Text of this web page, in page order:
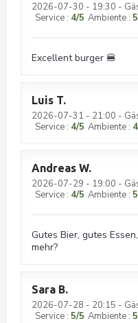
2026-07-30 - 19:30 -
Service : 4/5 Ambiente : 5
Excellent burger 🍔
Luis T
2026-07-31 - 21:00 -
Service : 4/5 Ambiente : 4
Andreas W
2026-07-29 - 19:00 -
Service : 4/5 Ambiente : 5
Gutes Bier, gutes
mehr?
Sara B
2026-07-28 - 20:15 -
Service : 5/5 Ambiente : 5